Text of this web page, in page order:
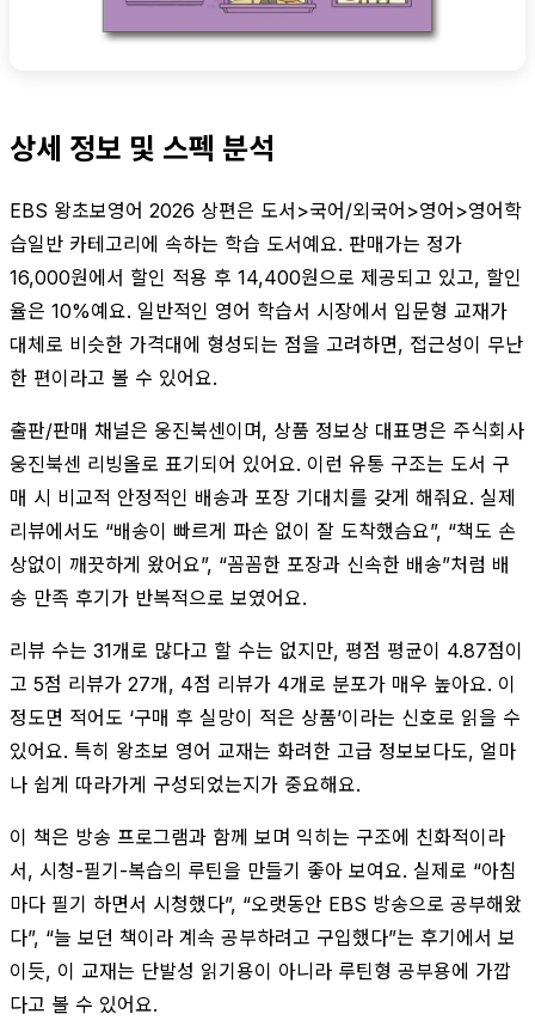
상세 정보 및 스펙 분석
EBS 왕초보영어 2026 상편은 도서>국어/외국어>영어>영어학
습일반 카테고리에 속하는 학습 도서예요. 판매가는 정가
16,000원에서 할인 적용 후 14,400원으로 제공되고 있고, 할인
율은 10%예요. 일반적인 영어 학습서 시장에서 입문형 교재가
대체로 비슷한 가격대에 형성되는 점을 고려하면, 접근성이 무난
한 편이라고 볼 수 있어요.
출판/판매 채널은 웅진북센이며, 상품 정보상 대표명은 주식회사
웅진북센 리빙올로 표기되어 있어요. 이런 유통 구조는 도서 구
매 시 비교적 안정적인 배송과 포장 기대치를 갖게 해줘요. 실제
리뷰에서도 “배송이 빠르게 파손 없이 잘 도착했슴요”, “책도 손
상없이 깨끗하게 왔어요”, “꼼꼼한 포장과 신속한 배송”처럼 배
송 만족 후기가 반복적으로 보였어요.
리뷰 수는 31개로 많다고 할 수는 없지만, 평점 평균이 4.87점이
고 5점 리뷰가 27개, 4점 리뷰가 4개로 분포가 매우 높아요. 이
정도면 적어도 ‘구매 후 실망이 적은 상품’이라는 신호로 읽을 수
있어요. 특히 왕초보 영어 교재는 화려한 고급 정보보다도, 얼마
나 쉽게 따라가게 구성되었는지가 중요해요.
이 책은 방송 프로그램과 함께 보며 익히는 구조에 친화적이라
서, 시청-필기-복습의 루틴을 만들기 좋아 보여요. 실제로 “아침
마다 필기 하면서 시청했다”, “오랫동안 EBS 방송으로 공부해왔
다”, “늘 보던 책이라 계속 공부하려고 구입했다”는 후기에서 보
이듯, 이 교재는 단발성 읽기용이 아니라 루틴형 공부용에 가깝
다고 볼 수 있어요.